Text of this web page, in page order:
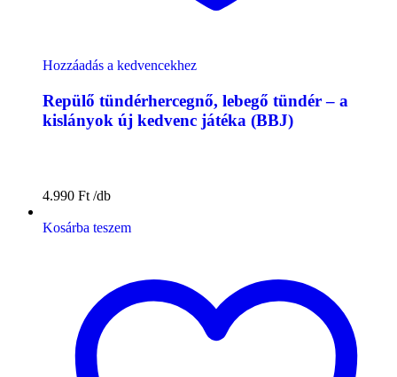
Hozzáadás a kedvencekhez
Repülő tündérhercegnő, lebegő tündér – a
kislányok új kedvenc játéka (BBJ)
4.990 Ft
Kosárba teszem